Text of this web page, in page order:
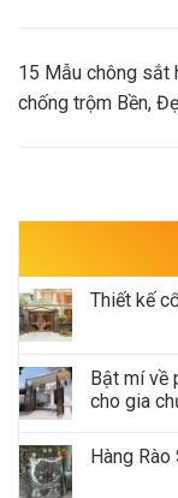
15 Mẫu chông sắt
chống trộm Bền,
Thiết kế
Bật mí về
cho gia
Hàng